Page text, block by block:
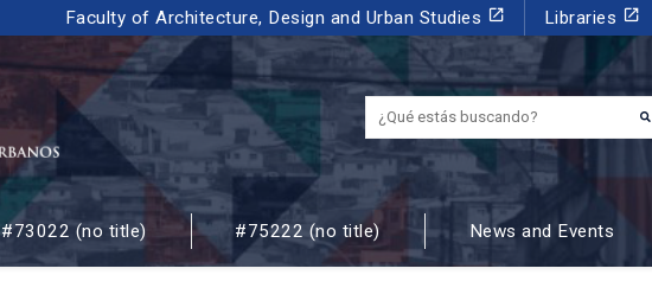
Faculty of Architecture, Design and Urban Studies launch Libraries launch
¿Qué estás buscando?
#73022 (no title) #75222 (no title) News and Events